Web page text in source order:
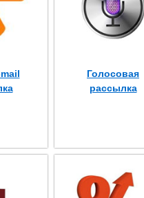
Голосовая
рассылка